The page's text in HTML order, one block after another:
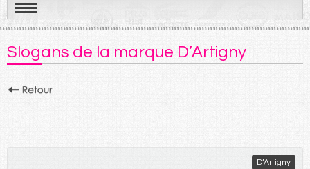
Aller
au
contenu
Slogans de la marque D’Artigny
D’Artigny